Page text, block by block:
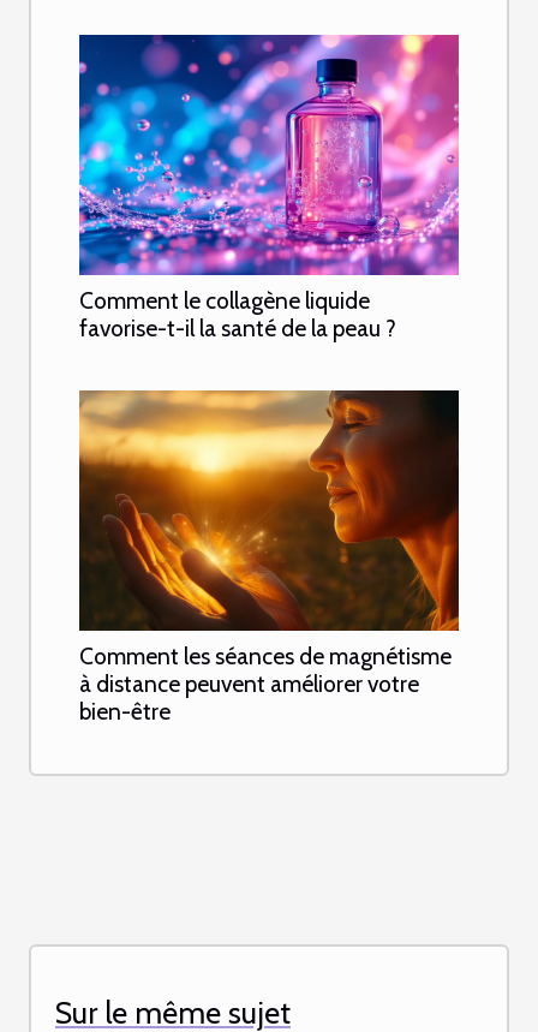
Comment le collagène liquide
favorise-t-il la santé de la peau ?
Comment les séances de magnétisme
à distance peuvent améliorer votre
bien-être
Sur le même sujet